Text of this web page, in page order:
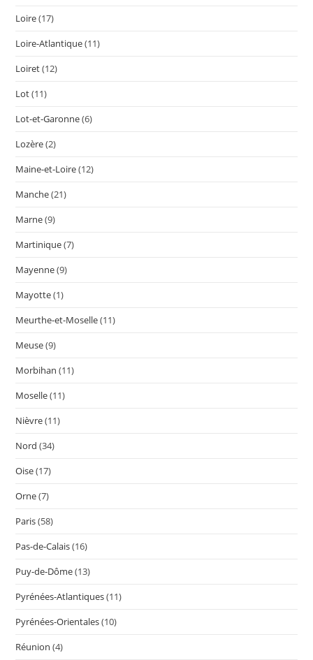
Loire(17)
Loire-Atlantique(11)
Loiret(12)
Lot(11)
Lot-et-Garonne(6)
Lozère(2)
Maine-et-Loire(12)
Manche(21)
Marne(9)
Martinique(7)
Mayenne(9)
Mayotte(1)
Meurthe-et-Moselle(11)
Meuse(9)
Morbihan (11)
Moselle(11)
Nièvre(11)
Nord (34)
Oise(17)
Orne(7)
Paris(58)
Pas-de-Calais(16)
Puy-de-Dôme(13)
Pyrénées-Atlantiques(11)
Pyrénées-Orientales(10)
Réunion (4)